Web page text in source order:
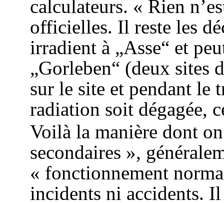
calculateurs. « Rien
officielles. Il reste les
irradient à „Asse“ et
„Gorleben“ (deux sites
sur le site et pendant le
radiation soit dégagée,
Voilà la manière dont
secondaires »,
« fonctionnement
incidents ni accidents.